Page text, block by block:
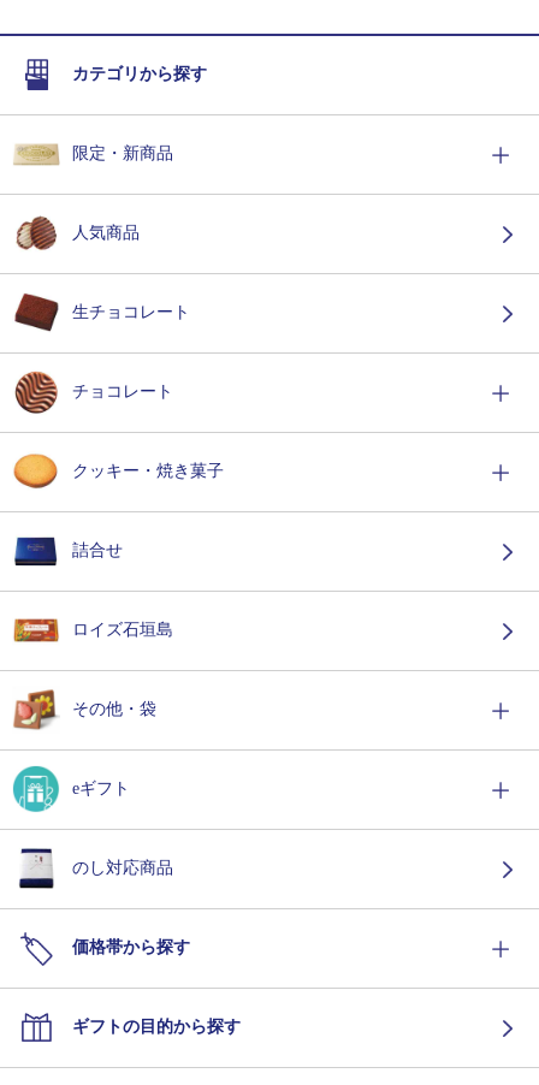
カテゴリから探す
限定・新商品
人気商品
生チョコレート
チョコレート
クッキー・焼き菓子
詰合せ
ロイズ石垣島
その他・袋
eギフト
のし対応商品
価格帯から探す
ギフトの目的から探す